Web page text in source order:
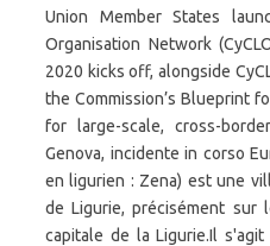
Union Member States
Organisation Network
2020 kicks off, alongside
the Commission’s Blueprint
for large-scale, cross-
Genova, incidente in corso
en ligurien : Zena) est une
de Ligurie, précisément sur
capitale de la Ligurie.Il